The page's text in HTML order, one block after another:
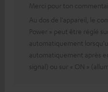
Merci pour ton
Au dos de l'appareil, le
Power » peut être réglé
automatiquement
automatiquement après
signal) ou sur « ON »